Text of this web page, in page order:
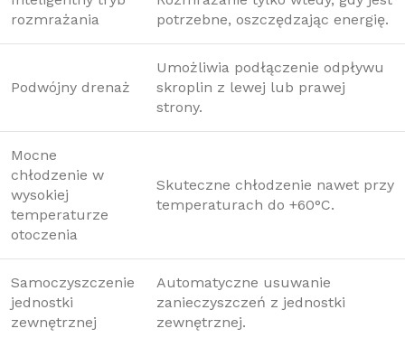
rozmrażania
potrzebne, oszczędzając energię.
Podwójny drenaż
Umożliwia podłączenie odpływu
skroplin z lewej lub prawej
strony.
Mocne
chłodzenie w
wysokiej
temperaturze
otoczenia
Skuteczne chłodzenie nawet przy
temperaturach do +60°C.
Samoczyszczenie
jednostki
zewnętrznej
Automatyczne usuwanie
zanieczyszczeń z jednostki
zewnętrznej.